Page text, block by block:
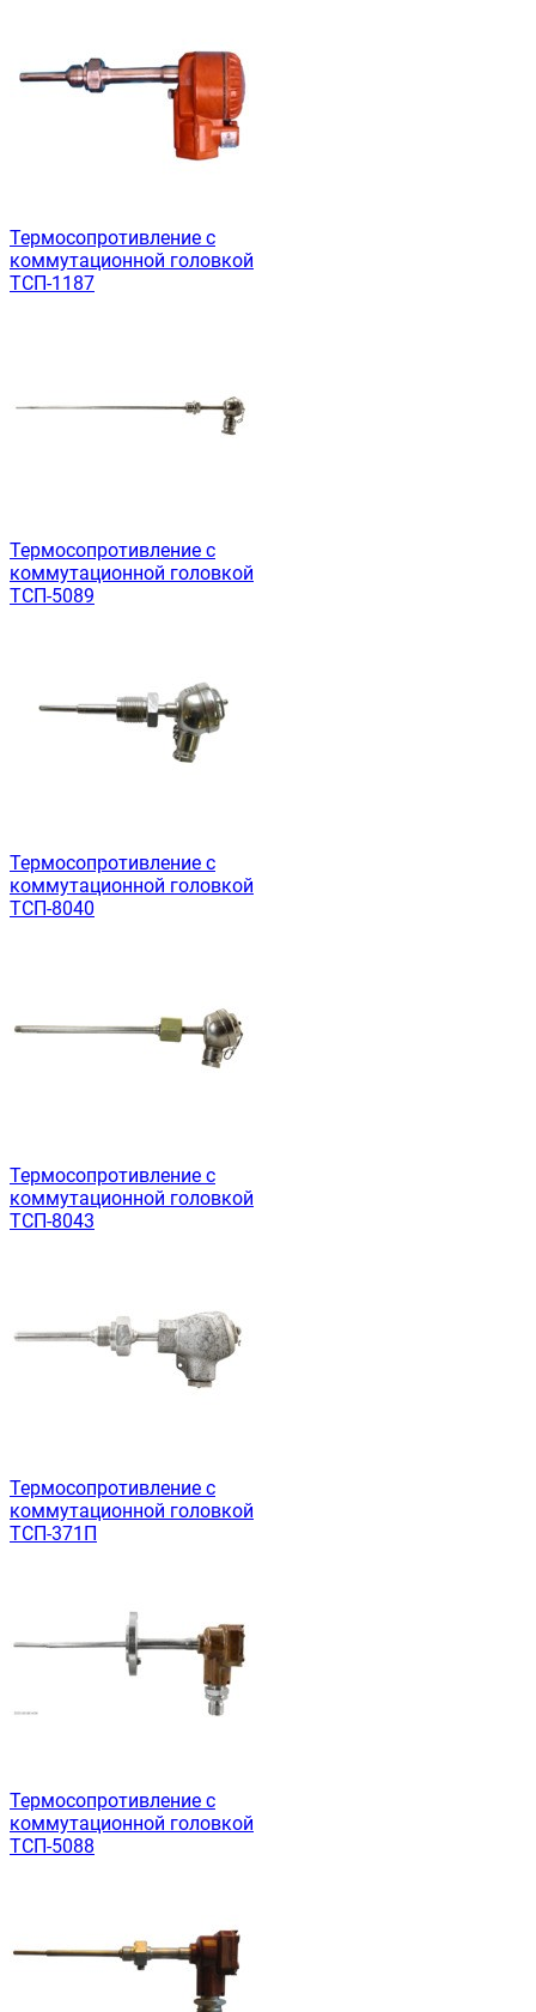
Термосопротивление с
коммутационной головкой
ТСП-1187
Термосопротивление с
коммутационной головкой
ТСП-5089
Термосопротивление с
коммутационной головкой
ТСП-8040
Термосопротивление с
коммутационной головкой
ТСП-8043
Термосопротивление с
коммутационной головкой
ТСП-371П
Термосопротивление с
коммутационной головкой
ТСП-5088